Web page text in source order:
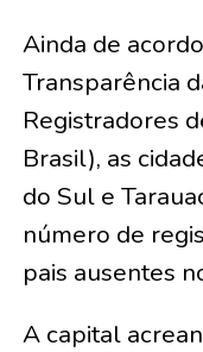
Ainda de
Transparência
Registradores
Brasil), as
do Sul e
número de
pais ausentes
A capital